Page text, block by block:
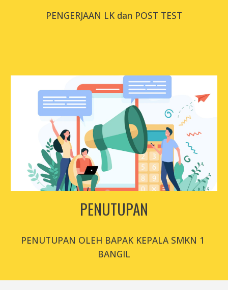
PENGERJAAN LK dan POST TEST
PENUTUPAN
PENUTUPAN OLEH BAPAK KEPALA SMKN 1
BANGIL